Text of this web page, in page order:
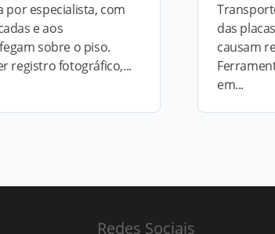
por especialista, com
e aos
sobre o piso.
registro fotográfico,...
das
causam
em...
Redes Sociais